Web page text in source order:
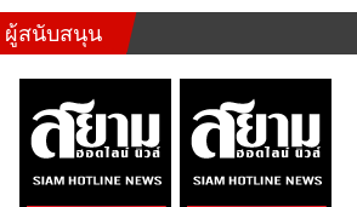
ผู้สนับสนุน